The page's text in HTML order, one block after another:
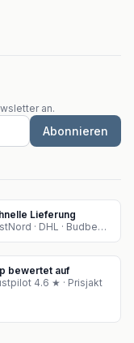
an.
Abonnieren
Lieferung
PostNord · DHL · Budbee · Instabox
bewertet auf
4.6 ★ · Prisjakt